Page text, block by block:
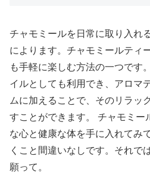
チャモミールを日常に取り入れ
によります。チャモミールティ
も手軽に楽しむ方法の一つです
イルとしても利用でき、アロマ
ムに加えることで、そのリラッ
すことができます。 チャモミー
な心と健康な体を手に入れてみ
くこと間違いなしです。それで
願って。